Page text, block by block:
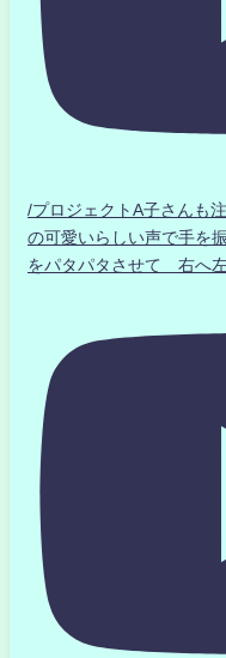
/プロジェクトA子さん
の可愛いらしい声で手を
をパタパタさせて 右へ